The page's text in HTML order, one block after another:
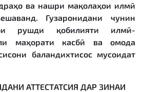
ва нашри мақолаҳои илмӣ
Гузаронидани чунин
рушди қобилияти илмӣ-
маҳорати касбӣ ва омода
баландихтисос мусоидат
АТТЕСТАТСИЯ ДАР ЗИНАИ